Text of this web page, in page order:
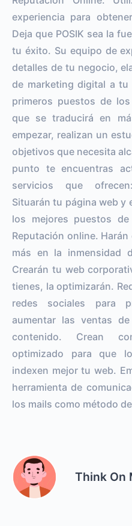
experiencia para
Deja que POSIK sea la
tu éxito. Su equipo de
detalles de tu negocio,
de marketing digital a
primeros puestos de
que se traducirá en
empezar, realizan un
objetivos que necesita
punto te encuentras
servicios que
Situarán tu página web y
los mejores puestos
Reputación online.
más en la inmensidad
Crearán tu web
tienes, la optimizarán.
redes sociales para
aumentar las ventas
contenido. Crean
optimizado para que
indexen mejor tu web.
herramienta de
los mails como método
Think On